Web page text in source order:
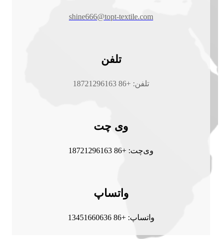
shine666@topt-textile.com
تلفن
تلفن: +86 18721296163
وی چت
وی‌چت: +86 18721296163
واتساپ
واتساپ: +86 13451660636